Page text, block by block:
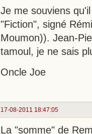
Je me souviens
"Fiction", signé
Moumon)). Jean-
tamoul, je ne sais
Oncle Joe
17-08-2011 18:47:05
La "somme" de